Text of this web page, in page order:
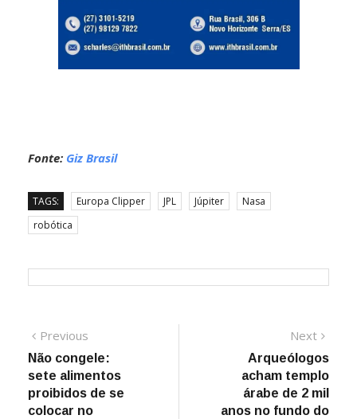
Fonte: Giz Brasil
TAGS: Europa Clipper JPL Júpiter
Nasa
robótica
Navegação
de
Post
Previous
post:
Não congele:
sete alimentos
proibidos de se
colocar no
Next
post:
Arqueólogos
acham templo
árabe de 2 mil
anos no fundo do